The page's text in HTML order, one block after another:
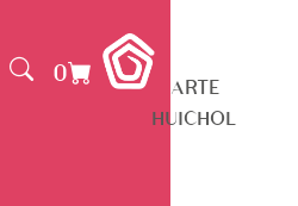
ARTE
HUICHOL
0